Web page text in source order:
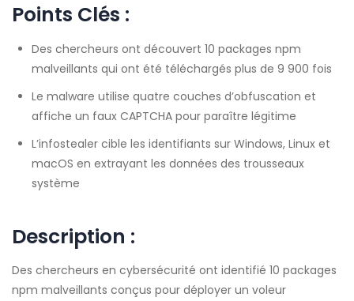
Points Clés :
Des chercheurs ont découvert 10 packages npm
malveillants qui ont été téléchargés plus de 9 900 fois
Le malware utilise quatre couches d’obfuscation et
affiche un faux CAPTCHA pour paraître légitime
L’infostealer cible les identifiants sur Windows, Linux et
macOS en extrayant les données des trousseaux
système
Description :
Des chercheurs en cybersécurité ont identifié 10 packages
npm malveillants conçus pour déployer un voleur